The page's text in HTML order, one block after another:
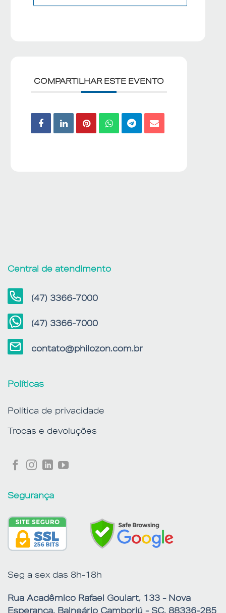
COMPARTILHAR ESTE EVENTO
Central de atendimento
(47) 3366-7000
(47) 3366-7000
contato@philozon.com.br
Políticas
Política de privacidade
Trocas e devoluções
Segurança
Seg a sex das 8h-18h
Rua Acadêmico Rafael Goulart, 133 - Nova
Esperança, Balneário Camboriú - SC, 88336-285